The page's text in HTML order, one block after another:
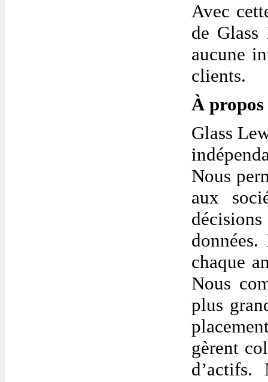
Avec
de
aucune
clients.
À
Glass
Nous
aux
chaque
Nous
plus
gèrent
d’actifs.